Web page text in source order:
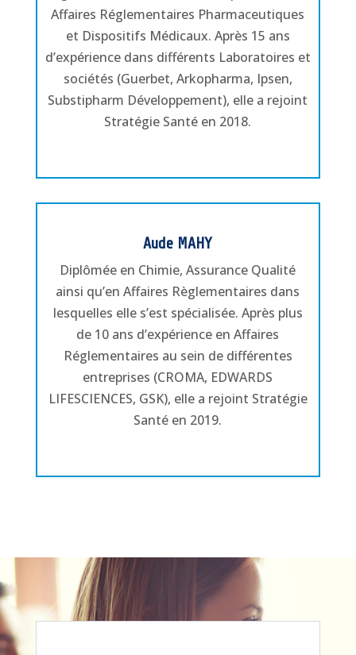
Affaires Réglementaires Pharmaceutiques
et Dispositifs Médicaux. Après 15 ans
d’expérience dans différents Laboratoires et
sociétés (Guerbet, Arkopharma, Ipsen,
Substipharm Développement), elle a rejoint
Stratégie Santé en 2018.
Aude MAHY
Diplômée en Chimie, Assurance Qualité
ainsi qu’en Affaires Règlementaires dans
lesquelles elle s’est spécialisée. Après plus
de 10 ans d’expérience en Affaires
Réglementaires au sein de différentes
entreprises (CROMA, EDWARDS
LIFESCIENCES, GSK), elle a rejoint Stratégie
Santé en 2019.